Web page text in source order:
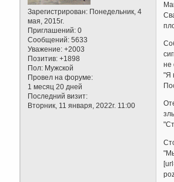
Зарегистрирован: Понедельник, 4
мая, 2015г.
Приглашений: 0
Сообщений: 5633
Уважение: +2003
Позитив: +1898
Пол: Мужской
Провел на форуме:
1 месяц 20 дней
Последний визит:
Вторник, 11 января, 2022г. 11:00
не
"Я